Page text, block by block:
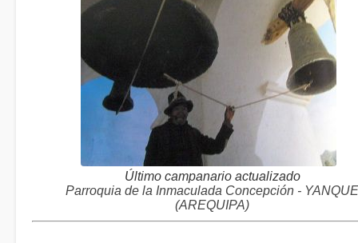
Último campanario actualizado
Parroquia de la Inmaculada Concepción - YANQUE
(AREQUIPA)